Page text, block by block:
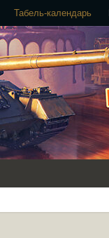
Табель-календарь